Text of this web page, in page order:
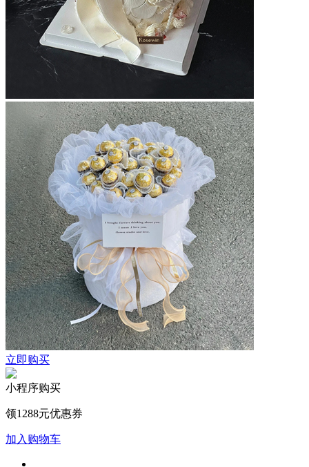
立即购买
小程序购买
领1288元优惠券
加入购物车